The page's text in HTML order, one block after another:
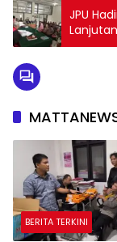
JPU
BERITA TERKINI